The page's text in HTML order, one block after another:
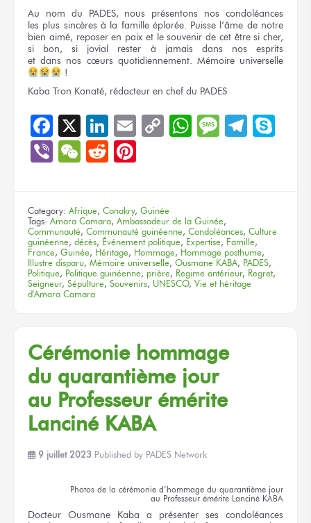
Au nom du PADES, nous présentons
nos condoléances
les plus sincères à la familleéplorée. Puisse l’âme de notre
bien aimé, reposeren paix et le souvenir de cet être si cher,
si bon,
si jovial rester à jamais
dans nos esprits
et dans nos cœurs quotidiennement. Mémoire universelle
!
Kaba Tron Konaté, rédacteur en chef du PADES
Facebook
X LinkedIn
EmailCopyWhatsApp
Message
ViberWeChat
Reddit
Category: Afrique, Conakry, Guinée
Tags: Amara Camara, Ambassadeur de la Guinée,
Communauté, Communauté guinéenne, Condoléances, Culture
guinéenne, décès, Événement politique, Expertise, Famille,
France, Guinée, Héritage, Hommage, Hommage posthume,
Illustre disparu, Mémoire universelle, Ousmane KABA, PADES,
Politique, Politique guinéenne, prière, Regime antérieur, Regret,
Seigneur, Sépulture, Souvenirs, UNESCO, Vie et héritage
d'Amara Camara
Cérémonie hommage
du quarantièmejour
au Professeurémérite
Lanciné KABA
9 juillet 2023 Published by PADES Network
Photos de la cérémonie d’hommage du quarantième jour
au Professeur émérite Lanciné KABA
Docteur Ousmane Kaba a présenter ses condoléances